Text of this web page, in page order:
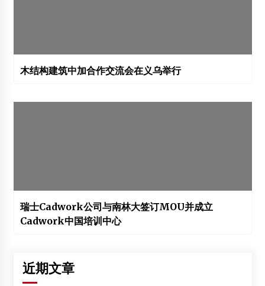
木结构建筑中加合作交流会在义乌举行
瑞士Cadwork公司与南林大签订MOU并成立
Cadwork中国培训中心
近期文章